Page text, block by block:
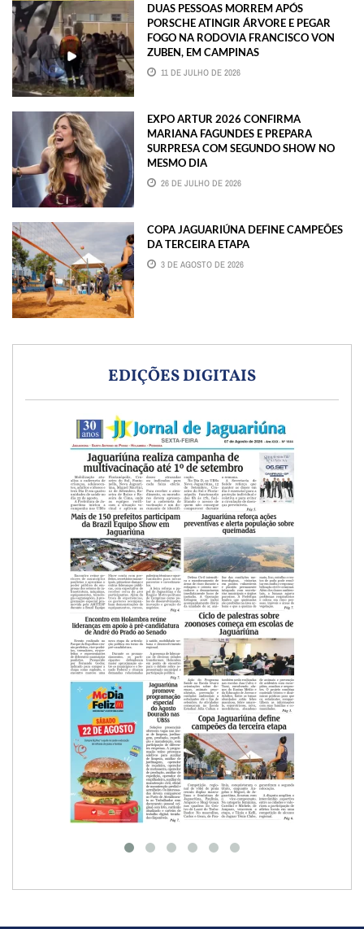
DUAS PESSOAS MORREM APÓS
PORSCHE ATINGIR ÁRVORE E PEGAR
FOGO NA RODOVIA FRANCISCO VON
ZUBEN, EM CAMPINAS
11 DE JULHO DE 2026
EXPO ARTUR 2026 CONFIRMA
MARIANA FAGUNDES E PREPARA
SURPRESA COM SEGUNDO SHOW NO
MESMO DIA
26 DE JULHO DE 2026
COPA JAGUARIÚNA DEFINE CAMPEÕES
DA TERCEIRA ETAPA
3 DE AGOSTO DE 2026
EDIÇÕES DIGITAIS